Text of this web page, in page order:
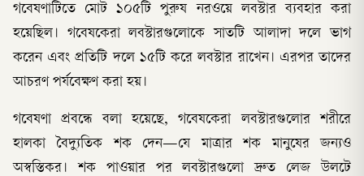
গবেষণাটিতে মোট ১০৫টি পুরুষ নরওয়ে লবস্টার ব্যবহার করা
হয়েছিল। গবেষকেরা লবস্টারগুলোকে সাতটি আলাদা দলে ভাগ
করেন এবং প্রতিটি দলে ১৫টি করে লবস্টার রাখেন। এরপর তাদের
আচরণ পর্যবেক্ষণ করা হয়।
গবেষণা প্রবন্ধে বলা হয়েছে, গবেষকেরা লবস্টারগুলোর শরীরে
হালকা বৈদ্যুতিক শক দেন—যে মাত্রার শক মানুষের জন্যও
অস্বস্তিকর। শক পাওয়ার পর লবস্টারগুলো দ্রুত লেজ উলটে